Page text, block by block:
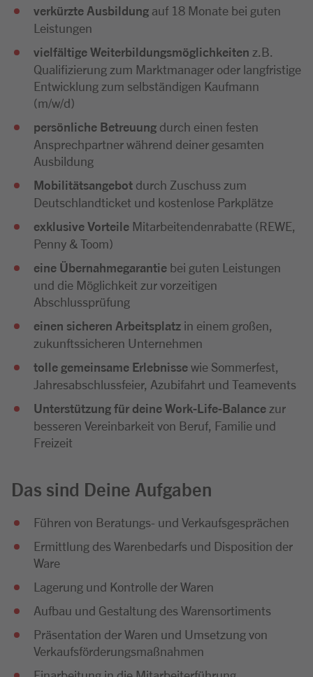
verkürzte Ausbildung auf 18 Monate bei guten
Leistungen
vielfältige Weiterbildungsmöglichkeiten z.B.
Qualifizierung zum Marktmanager oder langfristige
Entwicklung zum selbständigen Kaufmann
(m/w/d)
persönliche Betreuung durch einen festen
Ansprechpartner während deiner gesamten
Ausbildung
Mobilitätsangebot durch Zuschuss zum
Deutschlandticket und kostenlose Parkplätze
exklusive Vorteile Mitarbeitendenrabatte (REWE,
Penny & Toom)
eine Übernahmegarantie bei guten Leistungen
und die Möglichkeit zur vorzeitigen
Abschlussprüfung
einen sicheren Arbeitsplatz in einem großen,
zukunftssicheren Unternehmen
tolle gemeinsame Erlebnissewie Sommerfest,
Jahresabschlussfeier, Azubifahrt und Teamevents
Unterstützung für deine Work-Life-Balance zur
besseren Vereinbarkeit von Beruf, Familie und
Freizeit
Das sind Deine Aufgaben
Führen von Beratungs- und Verkaufsgesprächen
Ermittlung des Warenbedarfs und Disposition der
Ware
Lagerung und Kontrolle der Waren
Aufbau und Gestaltung des Warensortiments
Präsentation der Waren und Umsetzung von
Verkaufsförderungsmaßnahmen